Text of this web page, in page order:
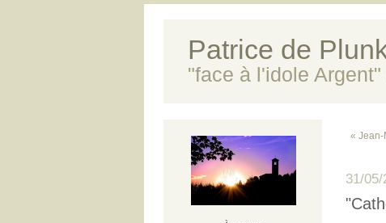
Patrice de
"face à l'idole
« Jean-
31/05/